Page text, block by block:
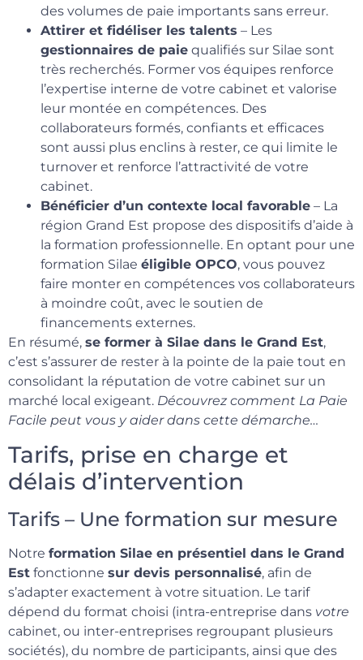
des volumes de paie importants sans erreur.
Attirer et fidéliser les talents – Les
gestionnaires de paie qualifiés sur Silae sont
très recherchés. Former vos équipes renforce
l’expertise interne de votre cabinet et valorise
leur montée en compétences. Des
collaborateurs formés, confiants et efficaces
sont aussi plus enclins à rester, ce qui limite le
turnover et renforce l’attractivité de votre
cabinet.
Bénéficier d’un contexte local favorable – La
région Grand Est propose des dispositifs d’aide à
la formation professionnelle. En optant pour une
formation Silae éligible OPCO, vous pouvez
faire monter en compétences vos collaborateurs
à moindre coût, avec le soutien de
financements externes.
En résumé, se former à Silae dans le Grand Est,
c’est s’assurer de rester à la pointe de la paie tout en
consolidant la réputation de votre cabinet sur un
marché local exigeant. Découvrez comment La Paie
Facile peut vous y aider dans cette démarche…
Tarifs, prise en charge et
délais d’intervention
Tarifs – Une formation sur mesure
Notre formation Silae en présentiel dans le Grand
Est fonctionne sur devis personnalisé, afin de
s’adapter exactement à votre situation. Le tarif
dépend du format choisi (intra-entreprise dans votre
cabinet, ou inter-entreprises regroupant plusieurs
sociétés), du nombre de participants, ainsi que des